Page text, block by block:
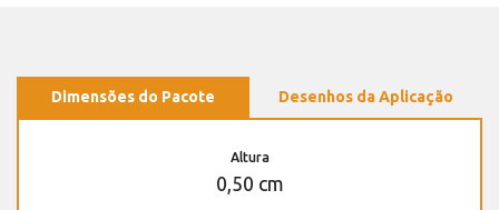
Dimensões do Pacote Desenhos da Aplicação
Altura
0,50 cm